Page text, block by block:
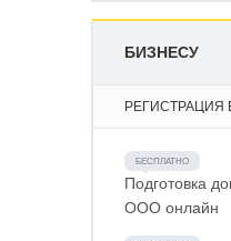
БИЗНЕСУ
РЕГИСТРАЦИЯ
Подготовка
ООО онлайн